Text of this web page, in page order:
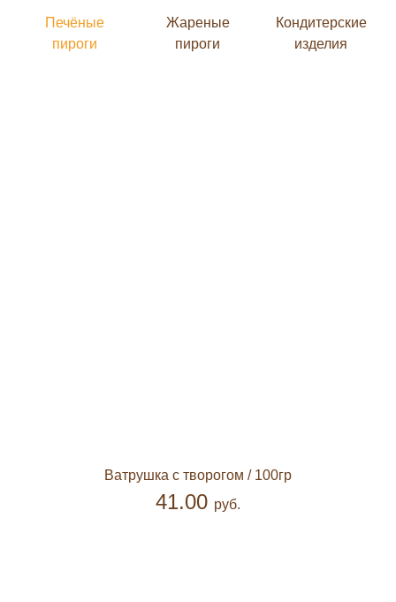
Печёные
пироги
Жареные
пироги
Кондитерские
изделия
Ватрушка с творогом / 100гр
41.00 руб.